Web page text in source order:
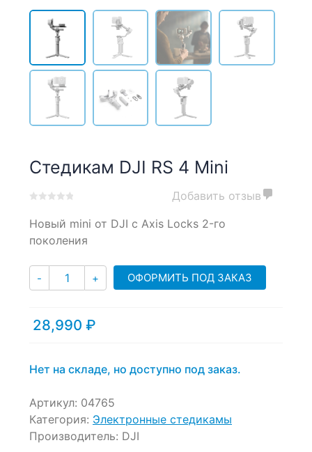
Стедикам DJI RS 4 Mini
out
ratings
Добавить отзыв
Новый mini от DJI с Axis Locks 2-го
поколения
- Количество
+ ОФОРМИТЬ ПОД ЗАКАЗ
28,990 ₽
Нет на складе, но доступно под заказ.
Артикул: 04765
Категория: Электронные стедикамы
Производитель: DJI